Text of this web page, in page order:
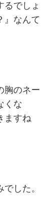
るでしょ
』なんて
胸のネー
くな
ますね
した。